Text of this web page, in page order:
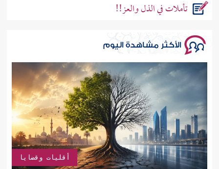
تأملات في الذل والعز!!
الأكثر مشاهدة اليوم
أقليات وقضايا